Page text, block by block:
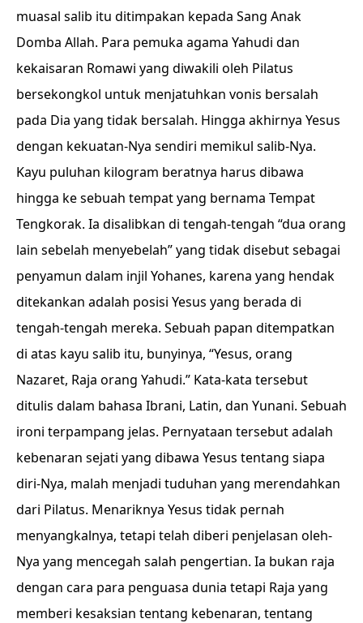
muasal salib itu ditimpakan kepada Sang Anak
Domba Allah. Para pemuka agama Yahudi dan
kekaisaran Romawi yang diwakili oleh Pilatus
bersekongkol untuk menjatuhkan vonis bersalah
pada Dia yang tidak bersalah. Hingga akhirnya Yesus
dengan kekuatan-Nya sendiri memikul salib-Nya.
Kayu puluhan kilogram beratnya harus dibawa
hingga ke sebuah tempat yang bernama Tempat
Tengkorak. Ia disalibkan di tengah-tengah “dua orang
lain sebelah menyebelah” yang tidak disebut sebagai
penyamun dalam injil Yohanes, karena yang hendak
ditekankan adalah posisi Yesus yang berada di
tengah-tengah mereka. Sebuah papan ditempatkan
di atas kayu salib itu, bunyinya, “Yesus, orang
Nazaret, Raja orang Yahudi.” Kata-kata tersebut
ditulis dalam bahasa Ibrani, Latin, dan Yunani. Sebuah
ironi terpampang jelas. Pernyataan tersebut adalah
kebenaran sejati yang dibawa Yesus tentang siapa
diri-Nya, malah menjadi tuduhan yang merendahkan
dari Pilatus. Menariknya Yesus tidak pernah
menyangkalnya, tetapi telah diberi penjelasan oleh-
Nya yang mencegah salah pengertian. Ia bukan raja
dengan cara para penguasa dunia tetapi Raja yang
memberi kesaksian tentang kebenaran, tentang